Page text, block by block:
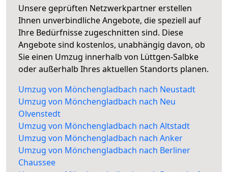
Unsere geprüften Netzwerkpartner erstellen
Ihnen unverbindliche Angebote, die speziell auf
Ihre Bedürfnisse zugeschnitten sind. Diese
Angebote sind kostenlos, unabhängig davon, ob
Sie einen Umzug innerhalb von Lüttgen-Salbke
oder außerhalb Ihres aktuellen Standorts planen.
Umzug von Mönchengladbach nach Neustadt
Umzug von Mönchengladbach nach Neu
Olvenstedt
Umzug von Mönchengladbach nach Altstadt
Umzug von Mönchengladbach nach Anker
Umzug von Mönchengladbach nach Berliner
Chaussee